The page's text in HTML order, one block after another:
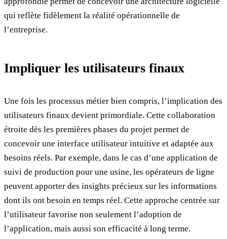
qui reflète fidèlement la réalité opérationnelle de
l’entreprise.
Impliquer les utilisateurs finaux
Une fois les processus métier bien compris, l’implication des
utilisateurs finaux devient primordiale. Cette collaboration
étroite dès les premières phases du projet permet de
concevoir une interface utilisateur intuitive et adaptée aux
besoins réels. Par exemple, dans le cas d’une application de
suivi de production pour une usine, les opérateurs de ligne
peuvent apporter des insights précieux sur les informations
dont ils ont besoin en temps réel. Cette approche centrée sur
l’utilisateur favorise non seulement l’adoption de
l’application, mais aussi son efficacité à long terme.